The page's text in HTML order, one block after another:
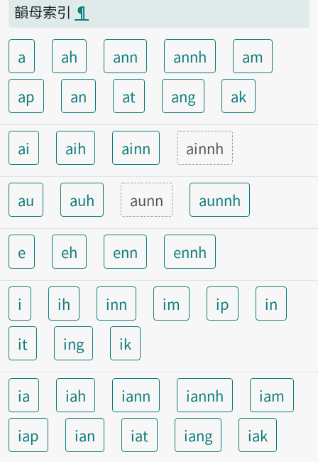
韻母索引 ¶
a ah ann annh
am
ap
an at ang ak
ai aih ainn ainnh
au auh aunn aunnh
e eh enn ennh
i ih inn im ip
in
it
ing ik
ia iah iann iannh
iam
iap
ian iat iang iak